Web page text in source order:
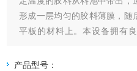
形成一层均匀的胶料薄膜，
平板的材料上。本设备拥有
节刮棒压力和调节胶辊压力
产品型号：